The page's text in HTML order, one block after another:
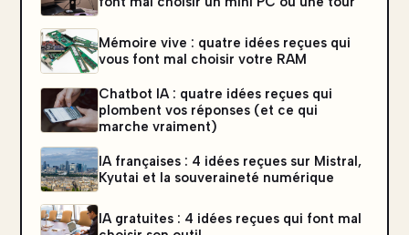
Mémoire vive : quatre idées reçues qui
vous font mal choisir votre RAM
Chatbot IA : quatre idées reçues qui
plombent vos réponses (et ce qui
marche vraiment)
IA françaises : 4 idées reçues sur Mistral,
Kyutai et la souveraineté numérique
IA gratuites : 4 idées reçues qui font mal